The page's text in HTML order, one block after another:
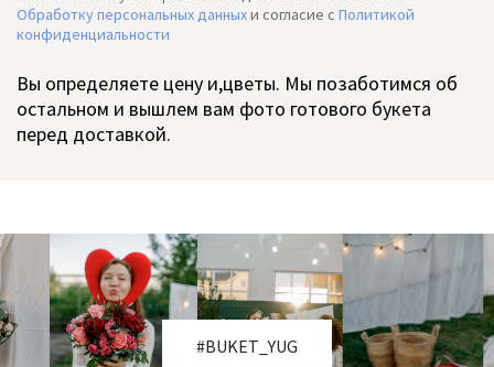
Обработку персональных данныхи согласие c Политикой
конфиденциальности
Вы определяете цену и,цветы. Мы позаботимся об
остальном и вышлем вам фото готового букета
перед доставкой.
#BUKET_YUG